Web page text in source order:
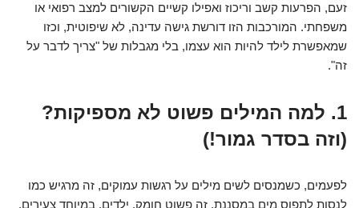
זעם, הפרעות קשב וריכוז ואפילו קשיים הקשורים למצב רפואי או
משפחתי. המורכבות הזו דורשת גישה עדינה, לא שיפוטית, וכזו
שמאפשרת לילד להיות הוא עצמו, בלי מגבלות של "צריך לדבר על
זה".
1. למה המילים פשוט לא מספיקות?
(וזה בסדר גמור!)
לפעמים, כשמנסים לשים מילים על רגשות עמוקים, זה מרגיש כמו
לנסות לתפוס מים במסננת. זה פשוט חומק. ילדים, במיוחד צעירים,